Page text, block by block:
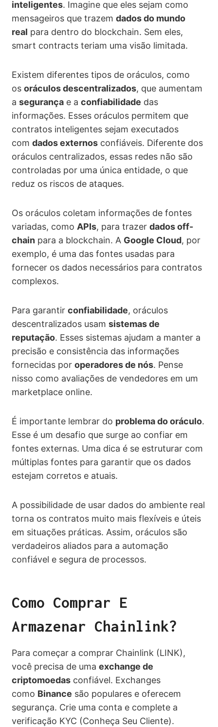
inteligentes. Imagine que eles sejam como
mensageiros que trazem dados do mundo
real para dentro do blockchain. Sem eles,
smart contracts teriam uma visão limitada.
Existem diferentes tipos de oráculos, como
os oráculos descentralizados, que aumentam
a segurança e a confiabilidade das
informações. Esses oráculos permitem que
contratos inteligentes sejam executados
com dados externos confiáveis. Diferente dos
oráculos centralizados, essas redes não são
controladas por uma única entidade, o que
reduz os riscos de ataques.
Os oráculos coletam informações de fontes
variadas, como APIs, para trazer dados off-
chain para a blockchain. A Google Cloud, por
exemplo, é uma das fontes usadas para
fornecer os dados necessários para contratos
complexos.
Para garantir confiabilidade, oráculos
descentralizados usam sistemas de
reputação. Esses sistemas ajudam a manter a
precisão e consistência das informações
fornecidas por operadores de nós. Pense
nisso como avaliações de vendedores em um
marketplace online.
É importante lembrar do problema do oráculo.
Esse é um desafio que surge ao confiar em
fontes externas. Uma dica é se estruturar com
múltiplas fontes para garantir que os dados
estejam corretos e atuais.
A possibilidade de usar dados do ambiente real
torna os contratos muito mais flexíveis e úteis
em situações práticas. Assim, oráculos são
verdadeiros aliados para a automação
confiável e segura de processos.
Como Comprar E
Armazenar Chainlink?
Para começar a comprar Chainlink (LINK),
você precisa de uma exchange de
criptomoedas confiável. Exchanges
como Binance são populares e oferecem
segurança. Crie uma conta e complete a
verificação KYC (Conheça Seu Cliente).